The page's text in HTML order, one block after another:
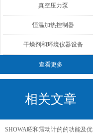
真空压力泵
恒温加热控制器
干燥剂和环境仪器设备
查看更多
相关文章
SHOWA昭和震动计的的功能及优